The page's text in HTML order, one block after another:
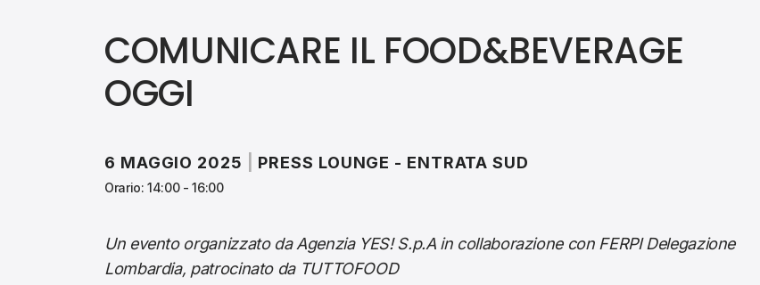
COMUNICARE IL FOOD&BEVERAGE
OGGI
6 MAGGIO 2025 PRESS LOUNGE - ENTRATA SUD
Orario: 14:00 - 16:00
Un evento organizzato da Agenzia YES! S.p.A in collaborazione con FERPI Delegazione
Lombardia, patrocinato da TUTTOFOOD